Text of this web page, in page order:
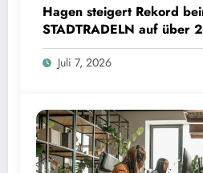
Hagen steigert Rekord
STADTRADELN auf über
Kilometer und spart 35
Juli 7, 2026